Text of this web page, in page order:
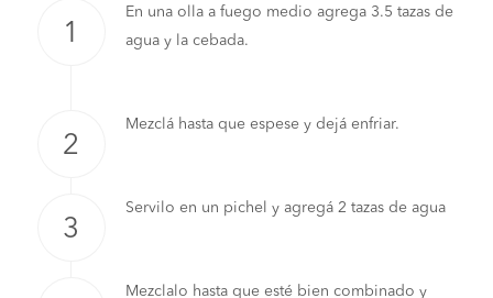
En una olla a fuego medio agrega 3.5 tazas de
agua y la cebada.
Mezclá hasta que espese y dejá enfriar.
Servilo en un pichel y agregá 2 tazas de agua
Mezclalo hasta que esté bien combinado y